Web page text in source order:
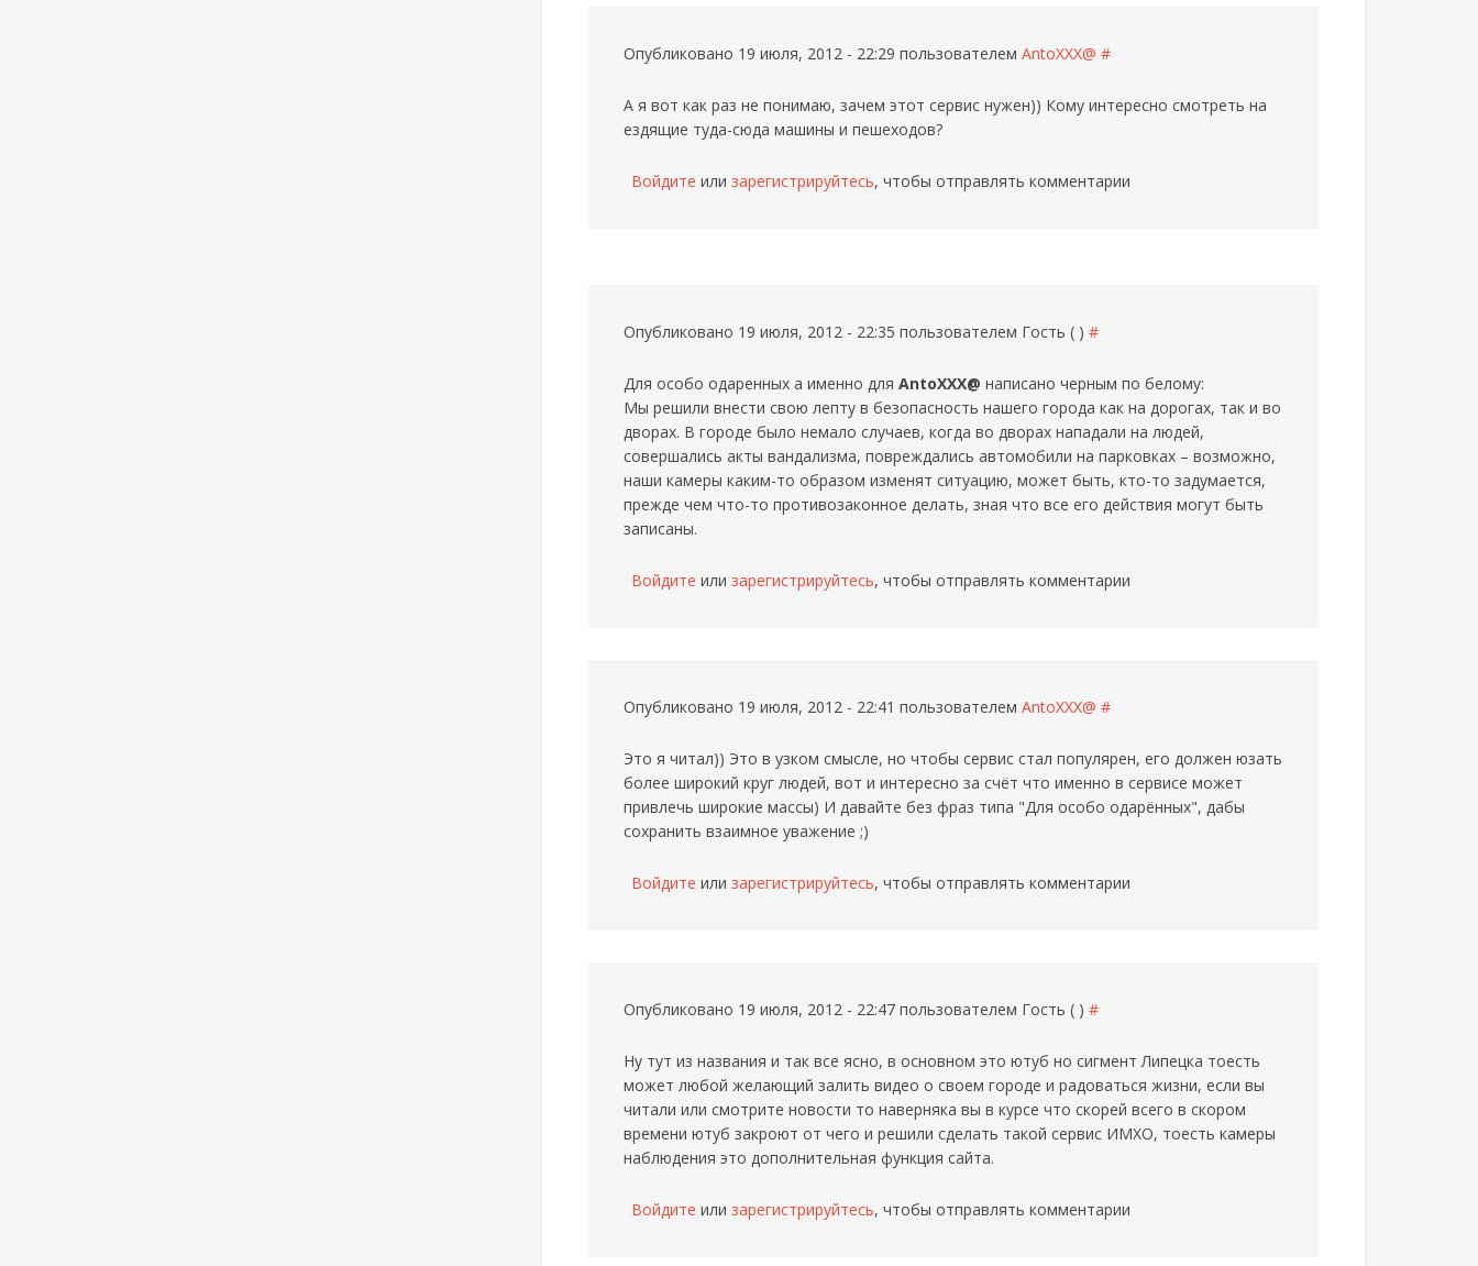
Опубликовано 19 июля, 2012 - 22:29 пользователем AntoXXX@ #
А я вот как раз не понимаю, зачем этот сервис нужен)) Кому интересно смотреть на
ездящие туда-сюда машины и пешеходов?
Войдите или зарегистрируйтесь, чтобы отправлять комментарии
Опубликовано 19 июля, 2012 - 22:35 пользователем Гость ( ) #
Для особо одаренных а именно для AntoXXX@ написано черным по белому:
Мы решили внести свою лепту в безопасность нашего города как на дорогах, так и во
дворах. В городе было немало случаев, когда во дворах нападали на людей,
совершались акты вандализма, повреждались автомобили на парковках – возможно,
наши камеры каким-то образом изменят ситуацию, может быть, кто-то задумается,
прежде чем что-то противозаконное делать, зная что все его действия могут быть
записаны.
Войдите или зарегистрируйтесь, чтобы отправлять комментарии
Опубликовано 19 июля, 2012 - 22:41 пользователем AntoXXX@ #
Это я читал)) Это в узком смысле, но чтобы сервис стал популярен, его должен юзать
более широкий круг людей, вот и интересно за счёт что именно в сервисе может
привлечь широкие массы) И давайте без фраз типа "Для особо одарённых", дабы
сохранить взаимное уважение ;)
Войдите или зарегистрируйтесь, чтобы отправлять комментарии
Опубликовано 19 июля, 2012 - 22:47 пользователем Гость ( ) #
Ну тут из названия и так все ясно, в основном это ютуб но сигмент Липецка тоесть
может любой желающий залить видео о своем городе и радоваться жизни, если вы
читали или смотрите новости то наверняка вы в курсе что скорей всего в скором
времени ютуб закроют от чего и решили сделать такой сервис ИМХО, тоесть камеры
наблюдения это дополнительная функция сайта.
Войдите или зарегистрируйтесь, чтобы отправлять комментарии